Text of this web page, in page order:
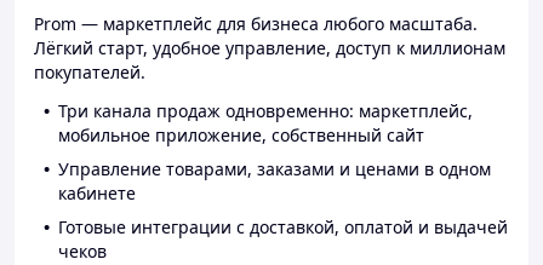
Prom — маркетплейс для бизнеса любого масштаба.
Лёгкий старт, удобное управление, доступ к миллионам
покупателей.
Три канала продаж одновременно: маркетплейс,
мобильное приложение, собственный сайт
Управление товарами, заказами и ценами в одном
кабинете
Готовые интеграции с доставкой, оплатой и выдачей
чеков